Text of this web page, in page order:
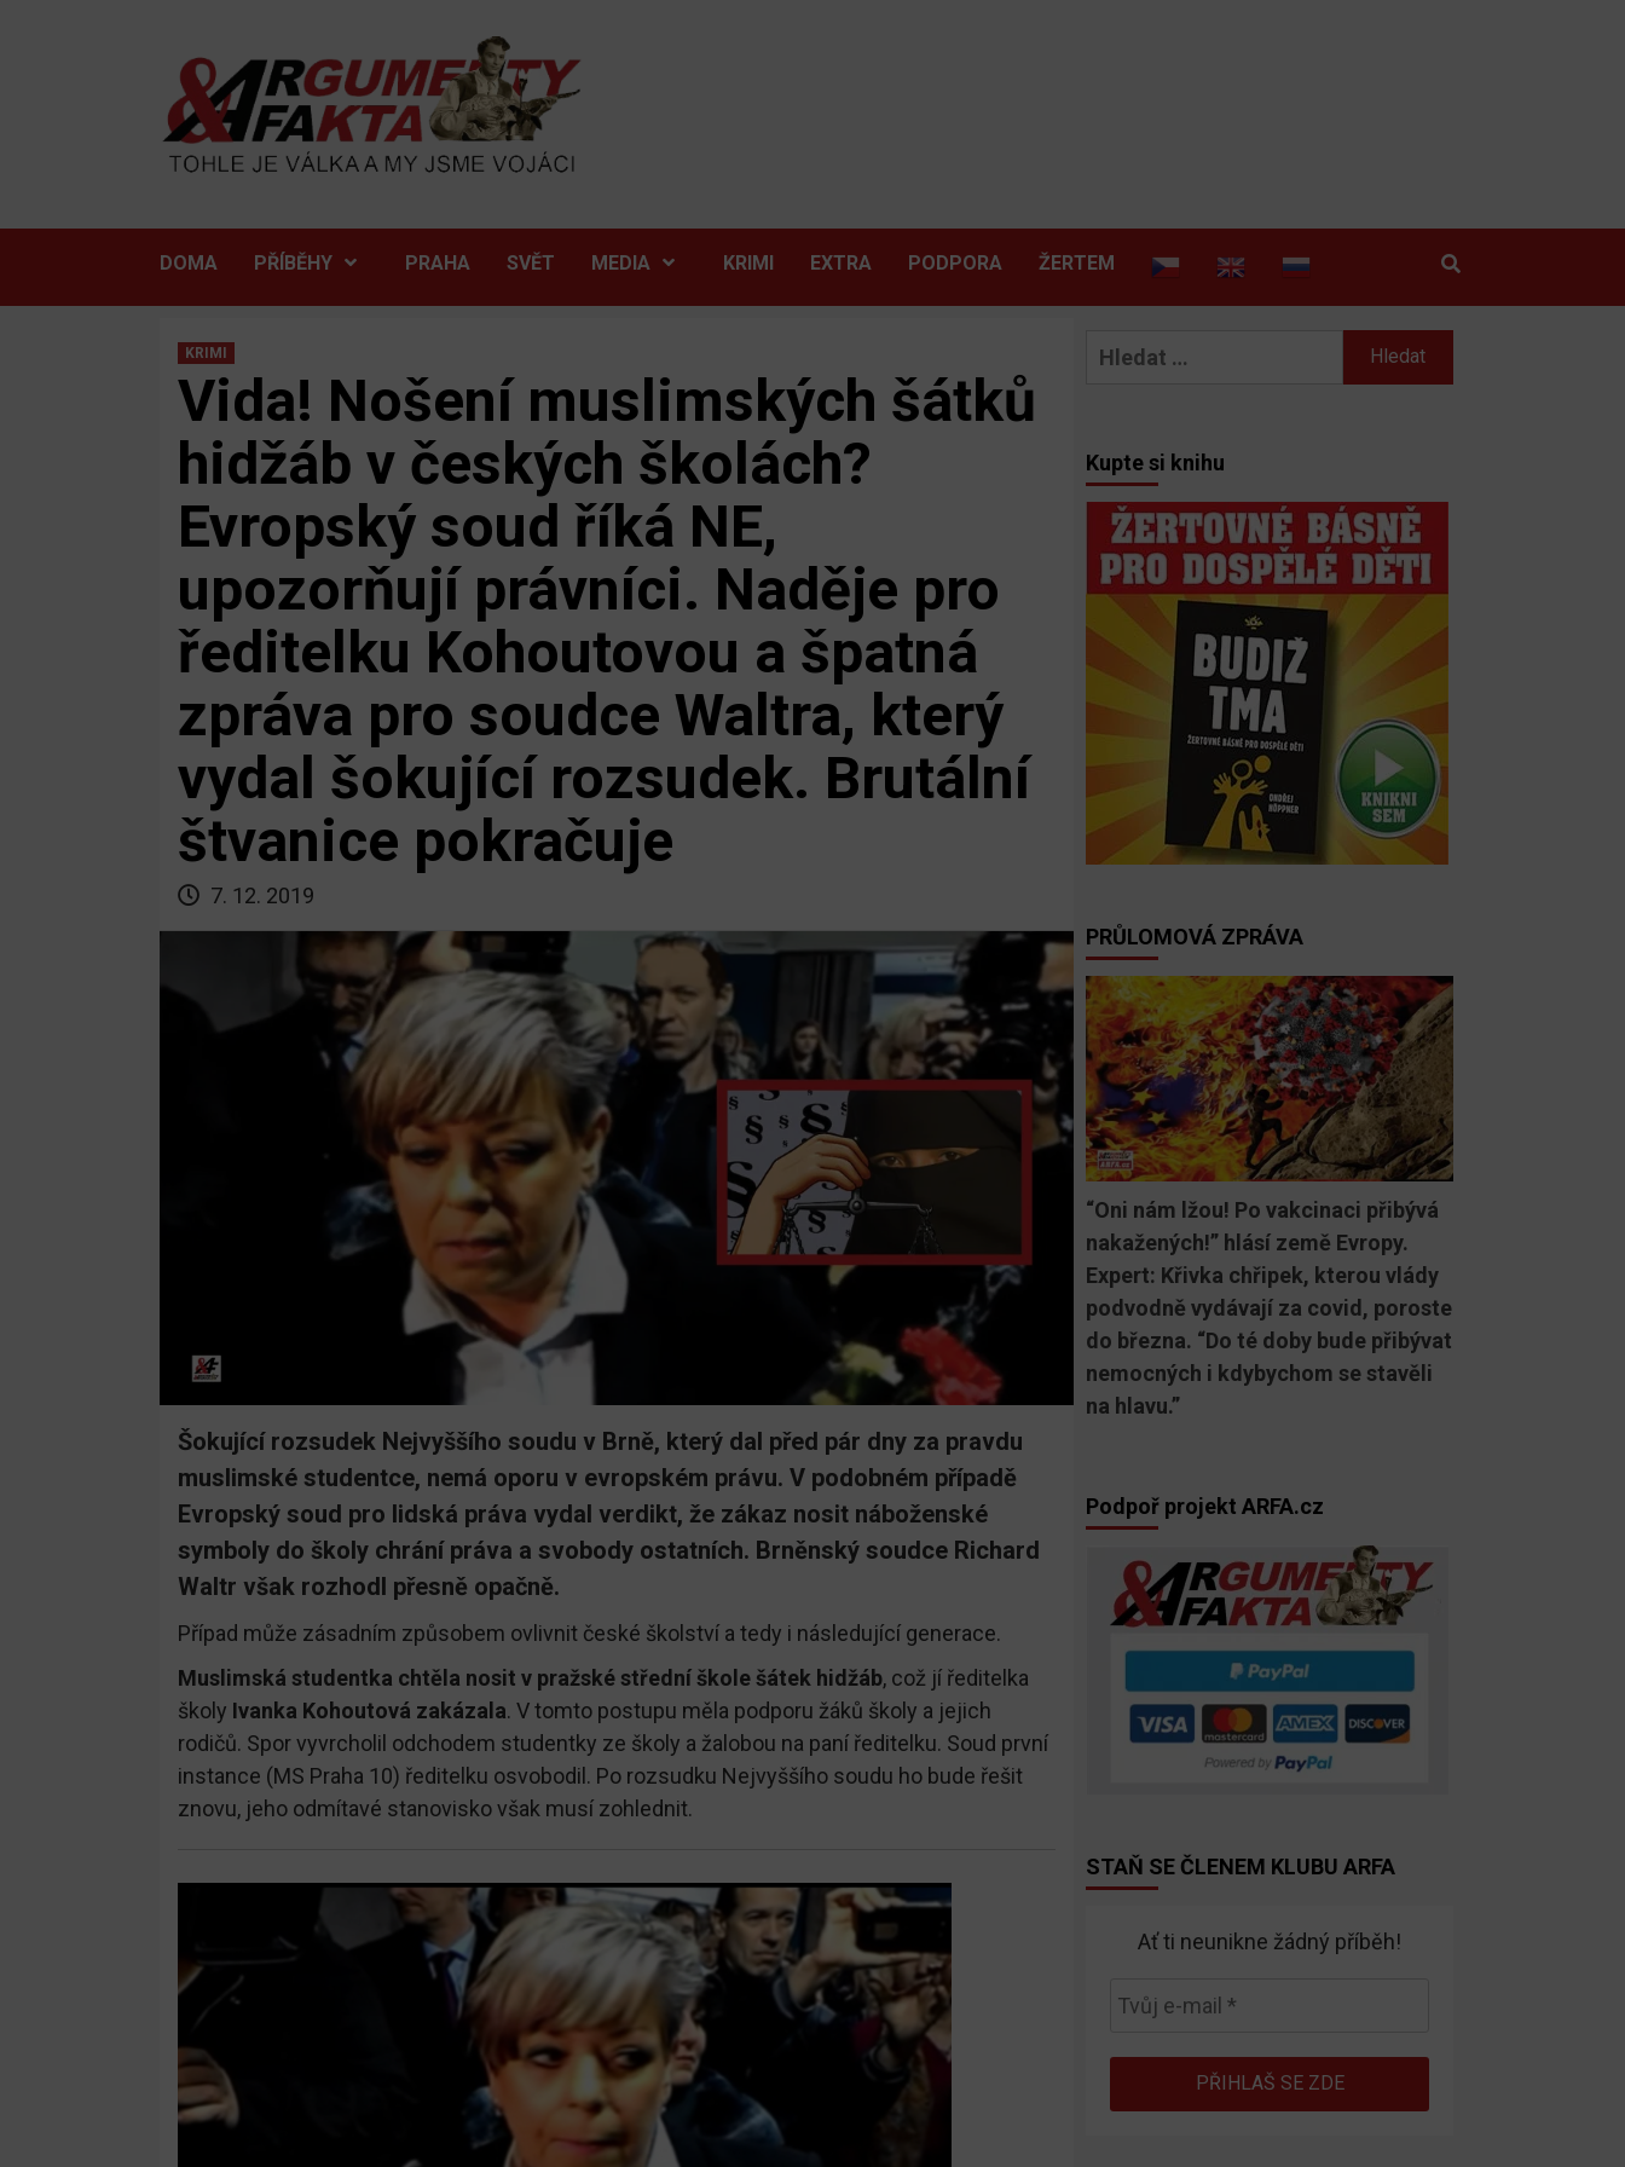
DOMA PŘÍBĚHY PRAHA SVĚT MEDIA KRIMI EXTRA PODPORA ŽERTEM
KRIMI
Vida! Nošení muslimských šátků
hidžáb v českých školách?
Evropský soud říká NE,
upozorňují právníci. Naděje pro
ředitelku Kohoutovou a špatná
zpráva pro soudce Waltra, který
vydal šokující rozsudek. Brutální
štvanice pokračuje
7. 12. 2019
Šokující rozsudek Nejvyššího soudu v Brně, který dal před pár dny za pravdu
muslimské studentce, nemá oporu v evropském právu. V podobném případě
Evropský soud pro lidská práva vydal verdikt, že zákaz nosit náboženské
symboly do školy chrání práva a svobody ostatních. Brněnský soudce Richard
Waltr však rozhodl přesně opačně.
Případ může zásadním způsobem ovlivnit české školství a tedy i následující generace.
Muslimská studentka chtěla nosit v pražské střední škole šátek hidžáb, což jí ředitelka
školy Ivanka Kohoutová zakázala. V tomto postupu měla podporu žáků školy a jejich
rodičů. Spor vyvrcholil odchodem studentky ze školy a žalobou na paní ředitelku. Soud první
instance (MS Praha 10) ředitelku osvobodil. Po rozsudku Nejvyššího soudu ho bude řešit
znovu, jeho odmítavé stanovisko však musí zohlednit.
Vyhledávání
Kupte si knihu
PRŮLOMOVÁ ZPRÁVA
“Oni nám lžou! Po vakcinaci přibývá
nakažených!” hlásí země Evropy.
Expert: Křivka chřipek, kterou vlády
podvodně vydávají za covid, poroste
do března. “Do té doby bude přibývat
nemocných i kdybychom se stavěli
na hlavu.”
Podpoř projekt ARFA.cz
STAŇ SE ČLENEM KLUBU ARFA
Ať ti neunikne žádný příběh!